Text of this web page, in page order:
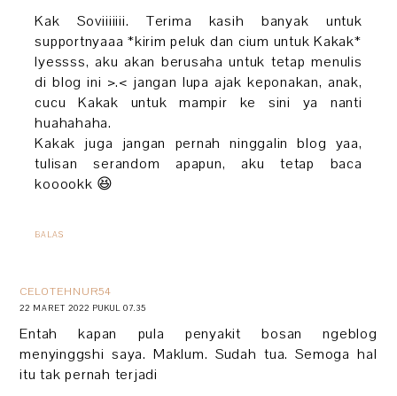
Kak Soviiiiiii. Terima kasih banyak untuk
supportnyaaa *kirim peluk dan cium untuk Kakak*
Iyessss, aku akan berusaha untuk tetap menulis
di blog ini >.< jangan lupa ajak keponakan, anak,
cucu Kakak untuk mampir ke sini ya nanti
huahahaha.
Kakak juga jangan pernah ninggalin blog yaa,
tulisan serandom apapun, aku tetap baca
kooookk 😆
BALAS
CELOTEHNUR54
22 MARET 2022 PUKUL 07.35
Entah kapan pula penyakit bosan ngeblog
menyinggshi saya. Maklum. Sudah tua. Semoga hal
itu tak pernah terjadi